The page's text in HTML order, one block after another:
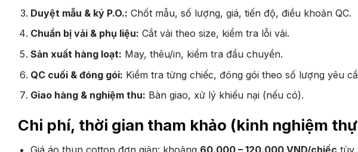
Duyệt mẫu & ký P.O.: Chốt mẫu, số lượng, giá, tiến độ, điều khoản QC.
Chuẩn bị vải & phụ liệu: Cắt vải theo size, kiểm tra lỗi vải.
Sản xuất hàng loạt: May, thêu/in, kiểm tra đầu chuyền.
QC cuối & đóng gói: Kiểm tra từng chiếc, đóng gói theo số lượng yêu
Giao hàng & nghiệm thu: Bàn giao, xử lý khiếu nại (nếu có).
Chi phí, thời gian tham khảo (kinh nghiệm
Giá áo thun cotton đơn giản: khoảng 60.000 – 120.000 VND/chiếc tùy